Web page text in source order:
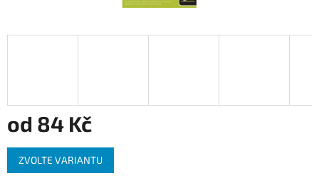
od 84 Kč
Měrná
cena:
ZVOLTE VARIANTU